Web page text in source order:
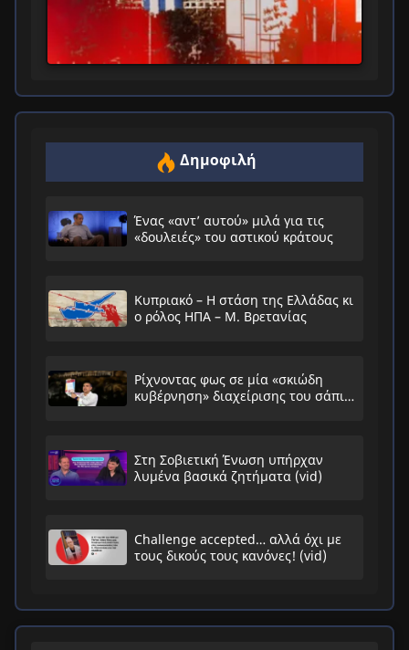
Δημοφιλή
Ένας «αντ’ αυτού» μιλά για τις
«δουλειές» του αστικού κράτους
Κυπριακό – Η στάση της Ελλάδας κι
ο ρόλος ΗΠΑ – Μ. Βρετανίας
Ρίχνοντας φως σε μία «σκιώδη
κυβέρνηση» διαχείρισης του σάπιου
Στη Σοβιετική Ένωση υπήρχαν
λυμένα βασικά ζητήματα (vid)
Challenge accepted… αλλά όχι με
τους δικούς τους κανόνες! (vid)